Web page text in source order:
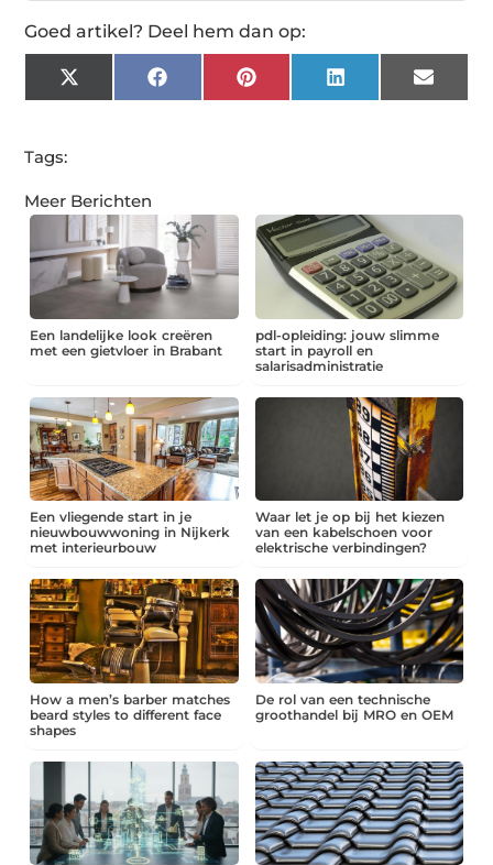
Goed artikel? Deel hem dan op:
X
(Twitter)
Facebook Pinterest LinkedIn Email
Tags:
Meer Berichten
Een landelijke look creëren
met een gietvloer in Brabant
pdl-opleiding: jouw slimme
start in payroll en
salarisadministratie
Een vliegende start in je
nieuwbouwwoning in Nijkerk
met interieurbouw
Waar let je op bij het kiezen
van een kabelschoen voor
elektrische verbindingen?
How a men’s barber matches
beard styles to different face
shapes
De rol van een technische
groothandel bij MRO en OEM